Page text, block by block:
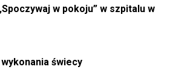
w pokoju” w szpitalu w
świecy